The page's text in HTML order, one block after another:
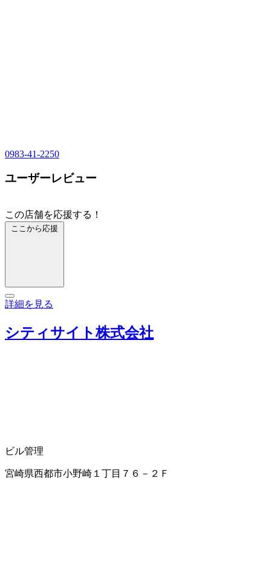
0983-41-2250
ユーザーレビュー
この店舗を応援する！
ここから応援
詳細を見る
シティサイト株式会社
ビル管理
宮崎県西都市小野崎１丁目７６－２Ｆ